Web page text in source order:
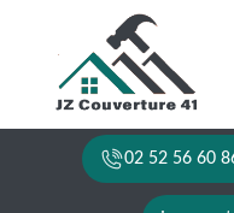
02 52 56 60